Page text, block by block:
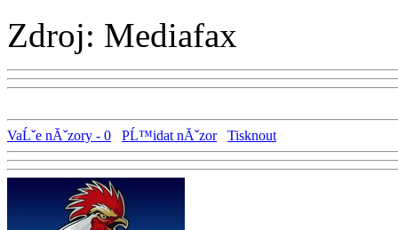
Zdroj: Mediafax
VaĹˇe nĂˇzory - 0 PĹ™idat nĂˇzor Tisknout